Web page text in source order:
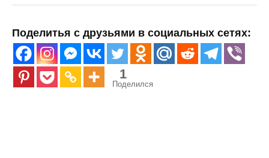
Поделитья с друзьями в социальных сетях:
1
Поделился